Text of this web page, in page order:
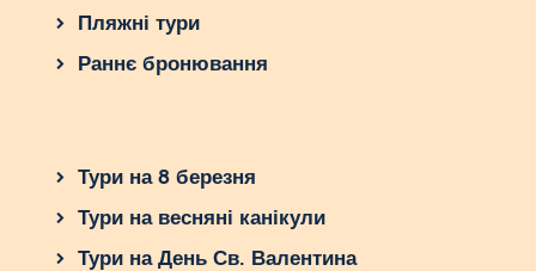
Пляжні тури
Раннє бронювання
Тури на 8 березня
Тури на весняні канікули
Тури на День Св. Валентина